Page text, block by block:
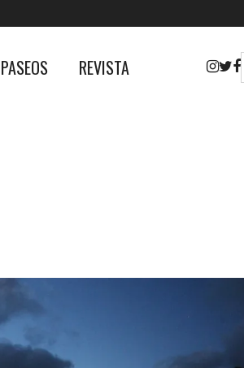
PASEOS REVISTA